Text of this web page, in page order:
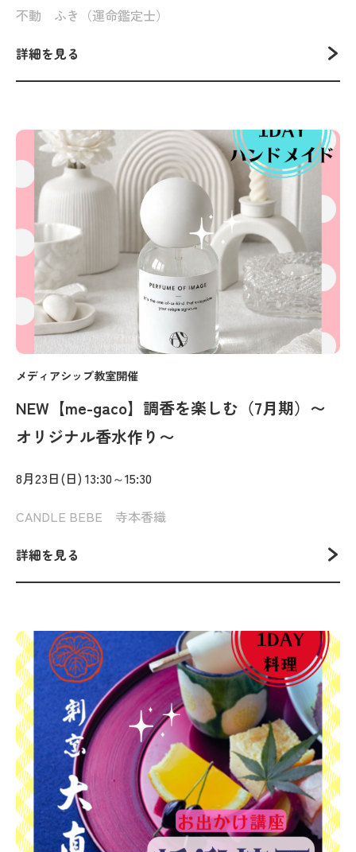
不動 ふき（運命鑑定士）
詳細を見る
メディアシップ教室開催
NEW【me-gaco】調香を楽しむ（7月期）〜
オリジナル香水作り〜
8月23日(日) 13:30～15:30
CANDLE BEBE 寺本香織
詳細を見る